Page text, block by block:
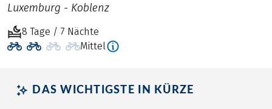
Luxemburg - Koblenz
8 Tage / 7 Nächte
Mittel
DAS WICHTIGSTE IN KÜRZE